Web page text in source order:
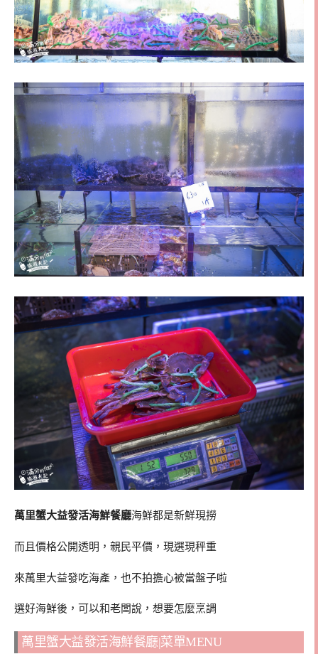
萬里蟹大益發活海鮮餐廳海鮮都是新鮮現撈
而且價格公開透明，親民平價，現選現秤重
來萬里大益發吃海產，也不拍擔心被當盤子啦
選好海鮮後，可以和老闆說，想要怎麼烹調
萬里蟹大益發活海鮮餐廳|菜單MENU